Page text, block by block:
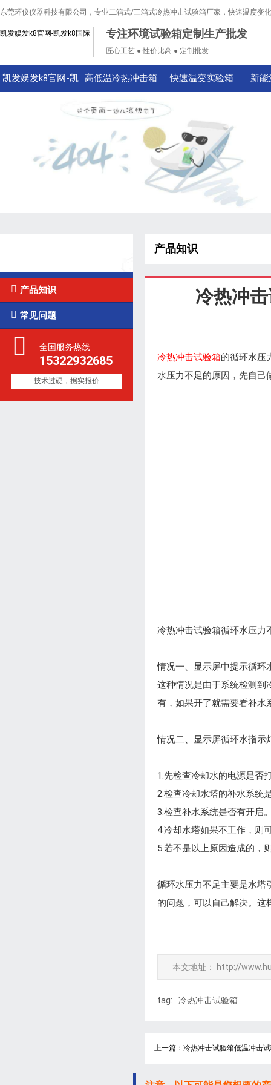
东莞环仪仪器科技有限公司，专业二箱式/三箱式冷热冲击试验箱厂家，快速温度变
凯发娱发k8官网-凯发k8国际 专注环境试验箱定制生产批发
匠心工艺 ● 性价比高 ● 定制批发
凯发娱发k8官网-凯 高低温冷热冲击箱 快速温变实验箱 新
 产品知识
 常见问题
全国服务热线
15322932685
技术过硬，据实报价
产品知识
冷热冲
冷热冲击试验箱的循环水压
水压力不足的原因，先自己
冷热冲击试验箱循环水压力
情况一、显示屏中提示循环
这种情况是由于系统检测到
有，如果开了就需要看补水
情况二、显示屏循环水指示
1.先检查冷却水的电源是否
2.检查冷却水塔的补水系统
3.检查补水系统是否有开启
4.冷却水塔如果不工作，则
5.若不是以上原因造成的，
循环水压力不足主要是水塔
的问题，可以自己解决。这
本文地址： http://
tag: 冷热冲击试验箱
上一篇：冷热冲击试验箱低温冲击